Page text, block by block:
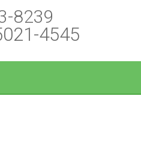
8239
4545